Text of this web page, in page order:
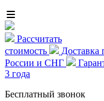
Рассчитать
стоимость
Доставка
России и СНГ
3 года
Бесплатный звонок